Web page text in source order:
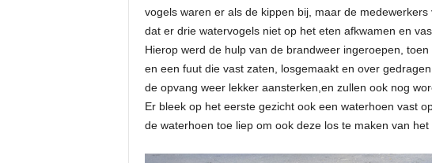
vogels waren er als de kippen bij, maar de
dat er drie watervogels niet op het eten afkwamen en
Hierop werd de hulp van de brandweer ingeroepen,
en een fuut die vast zaten, losgemaakt en over
de opvang weer lekker aansterken,en zullen ook nog
Er bleek op het eerste gezicht ook een waterhoen vast
de waterhoen toe liep om ook deze los te maken van